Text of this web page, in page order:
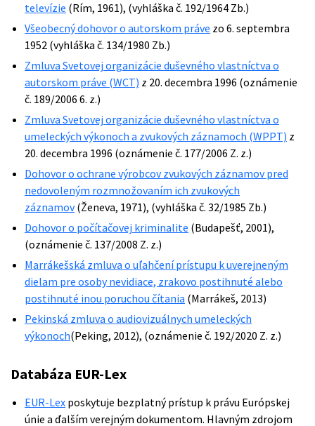
televízie (Rím, 1961), (vyhláška č. 192/1964 Zb.)
Všeobecný dohovor o autorskom práve zo 6. septembra
1952 (vyhláška č. 134/1980 Zb.)
Zmluva Svetovej organizácie duševného vlastníctva o
autorskom práve (WCT) z 20. decembra 1996 (oznámenie
č. 189/2006 6. z.)
Zmluva Svetovej organizácie duševného vlastníctva o
umeleckých výkonoch a zvukových záznamoch (WPPT) z
20. decembra 1996 (oznámenie č. 177/2006 Z. z.)
Dohovor o ochrane výrobcov zvukových záznamov pred
nedovoleným rozmnožovaním ich zvukových
záznamov(Ženeva, 1971), (vyhláška č. 32/1985 Zb.)
Dohovor o počítačovej kriminalite (Budapešť, 2001),
(oznámenie č. 137/2008 Z. z.)
Marrákešská zmluva o uľahčení prístupu k uverejneným
dielam pre osoby nevidiace, zrakovo postihnuté alebo
postihnuté inou poruchou čítania (Marrákeš, 2013)
Pekinská zmluva o audiovizuálnych umeleckých
výkonoch(Peking, 2012), (oznámenie č. 192/2020 Z. z.)
Databáza EUR-Lex
EUR-Lex poskytuje bezplatný prístup k právu Európskej
únie a ďalším verejným dokumentom. Hlavným zdrojom